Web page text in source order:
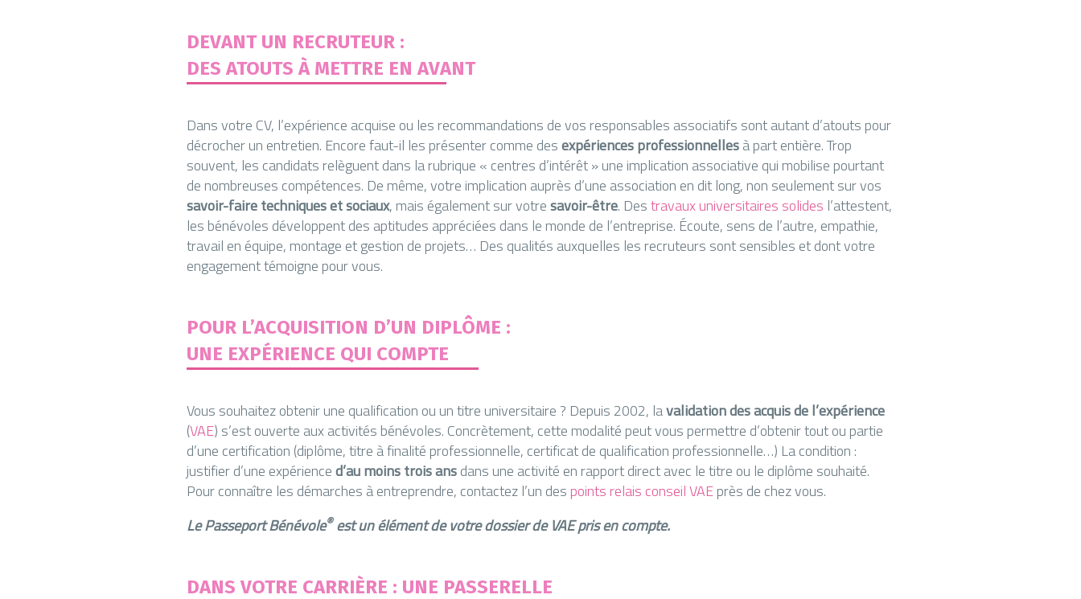
DEVANT UN RECRUTEUR :
DES ATOUTS À METTRE EN AVANT
Dans votre CV, l’expérience acquise ou les recommandations de vos responsables associatifs sont autant d’atouts pour
décrocher un entretien. Encore faut-il les présenter comme desexpériences professionnellesà part entière. Trop
souvent, les candidats relèguent dans la rubrique « centres d’intérêt » une implication associative qui mobilise pourtant
de nombreuses compétences. De même, votre implication auprès d’une association en dit long, non seulement sur vos
savoir-faire techniques et sociaux, mais également sur votresavoir-être. Destravaux universitaires solides l’attestent,
les bénévoles développent des aptitudes appréciées dans le monde de l’entreprise. Écoute, sens de l’autre, empathie,
travail en équipe, montage et gestion de projets… Des qualités auxquelles les recruteurs sont sensibles et dont votre
engagement témoigne pour vous.
POUR L’ACQUISITION D’UN DIPLÔME :
UNE EXPÉRIENCE QUI COMPTE
Vous souhaitez obtenir une qualification ou un titre universitaire ? Depuis 2002, lavalidation des acquis de l’expérience
(VAE) s’est ouverte aux activités bénévoles. Concrètement, cette modalité peut vous permettre d’obtenir tout ou partie
d’une certification (diplôme, titre à finalité professionnelle, certificat de qualification professionnelle…) La condition :
justifier d’une expérienced’au moins trois ansdans une activité en rapport direct avec le titre ou le diplôme souhaité.
Pour connaître les démarches à entreprendre, contactez l’un despoints relais conseil VAEprès de chez vous.
Le Passeport Bénévole®est un élément de votre dossier de VAE pris en compte.
DANS VOTRE CARRIÈRE : UNE PASSERELLE